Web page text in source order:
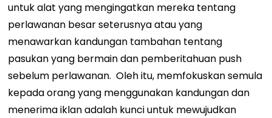
untuk alat yang mengingatkan mereka tentang
perlawanan besar seterusnya atau yang
menawarkan kandungan tambahan tentang
pasukan yang bermain dan pemberitahuan push
sebelum perlawanan. Oleh itu, memfokuskan semula
kepada orang yang menggunakan kandungan dan
menerima iklan adalah kunci untuk mewujudkan